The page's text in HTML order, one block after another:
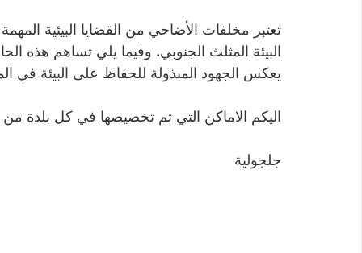
تعتبر مخلفات الأضاحي من القضايا البيئية
البيئة المثلث الجنوبي. وفيما يلي تساهم هذه
يعكس الجهود المبذولة للحفاظ على البيئة في
اليكم الاماكن التي تم تخصيصها في كل بلدة
جلجولية